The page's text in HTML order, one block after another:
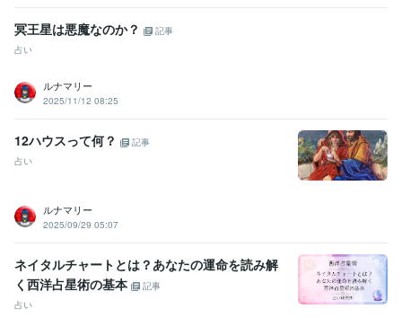
冥王星は悪魔なのか？
記事
占い
ルナマリー
2025/11/12 08:25
12ハウスって何？
記事
占い
ルナマリー
2025/09/29 05:07
ネイタルチャートとは？あなたの運命を読み解
く西洋占星術の基本
記事
占い